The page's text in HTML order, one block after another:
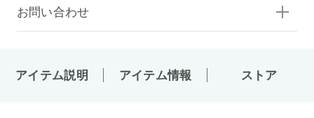
お問い合わせ
アイテム説明 アイテム情報 ストア